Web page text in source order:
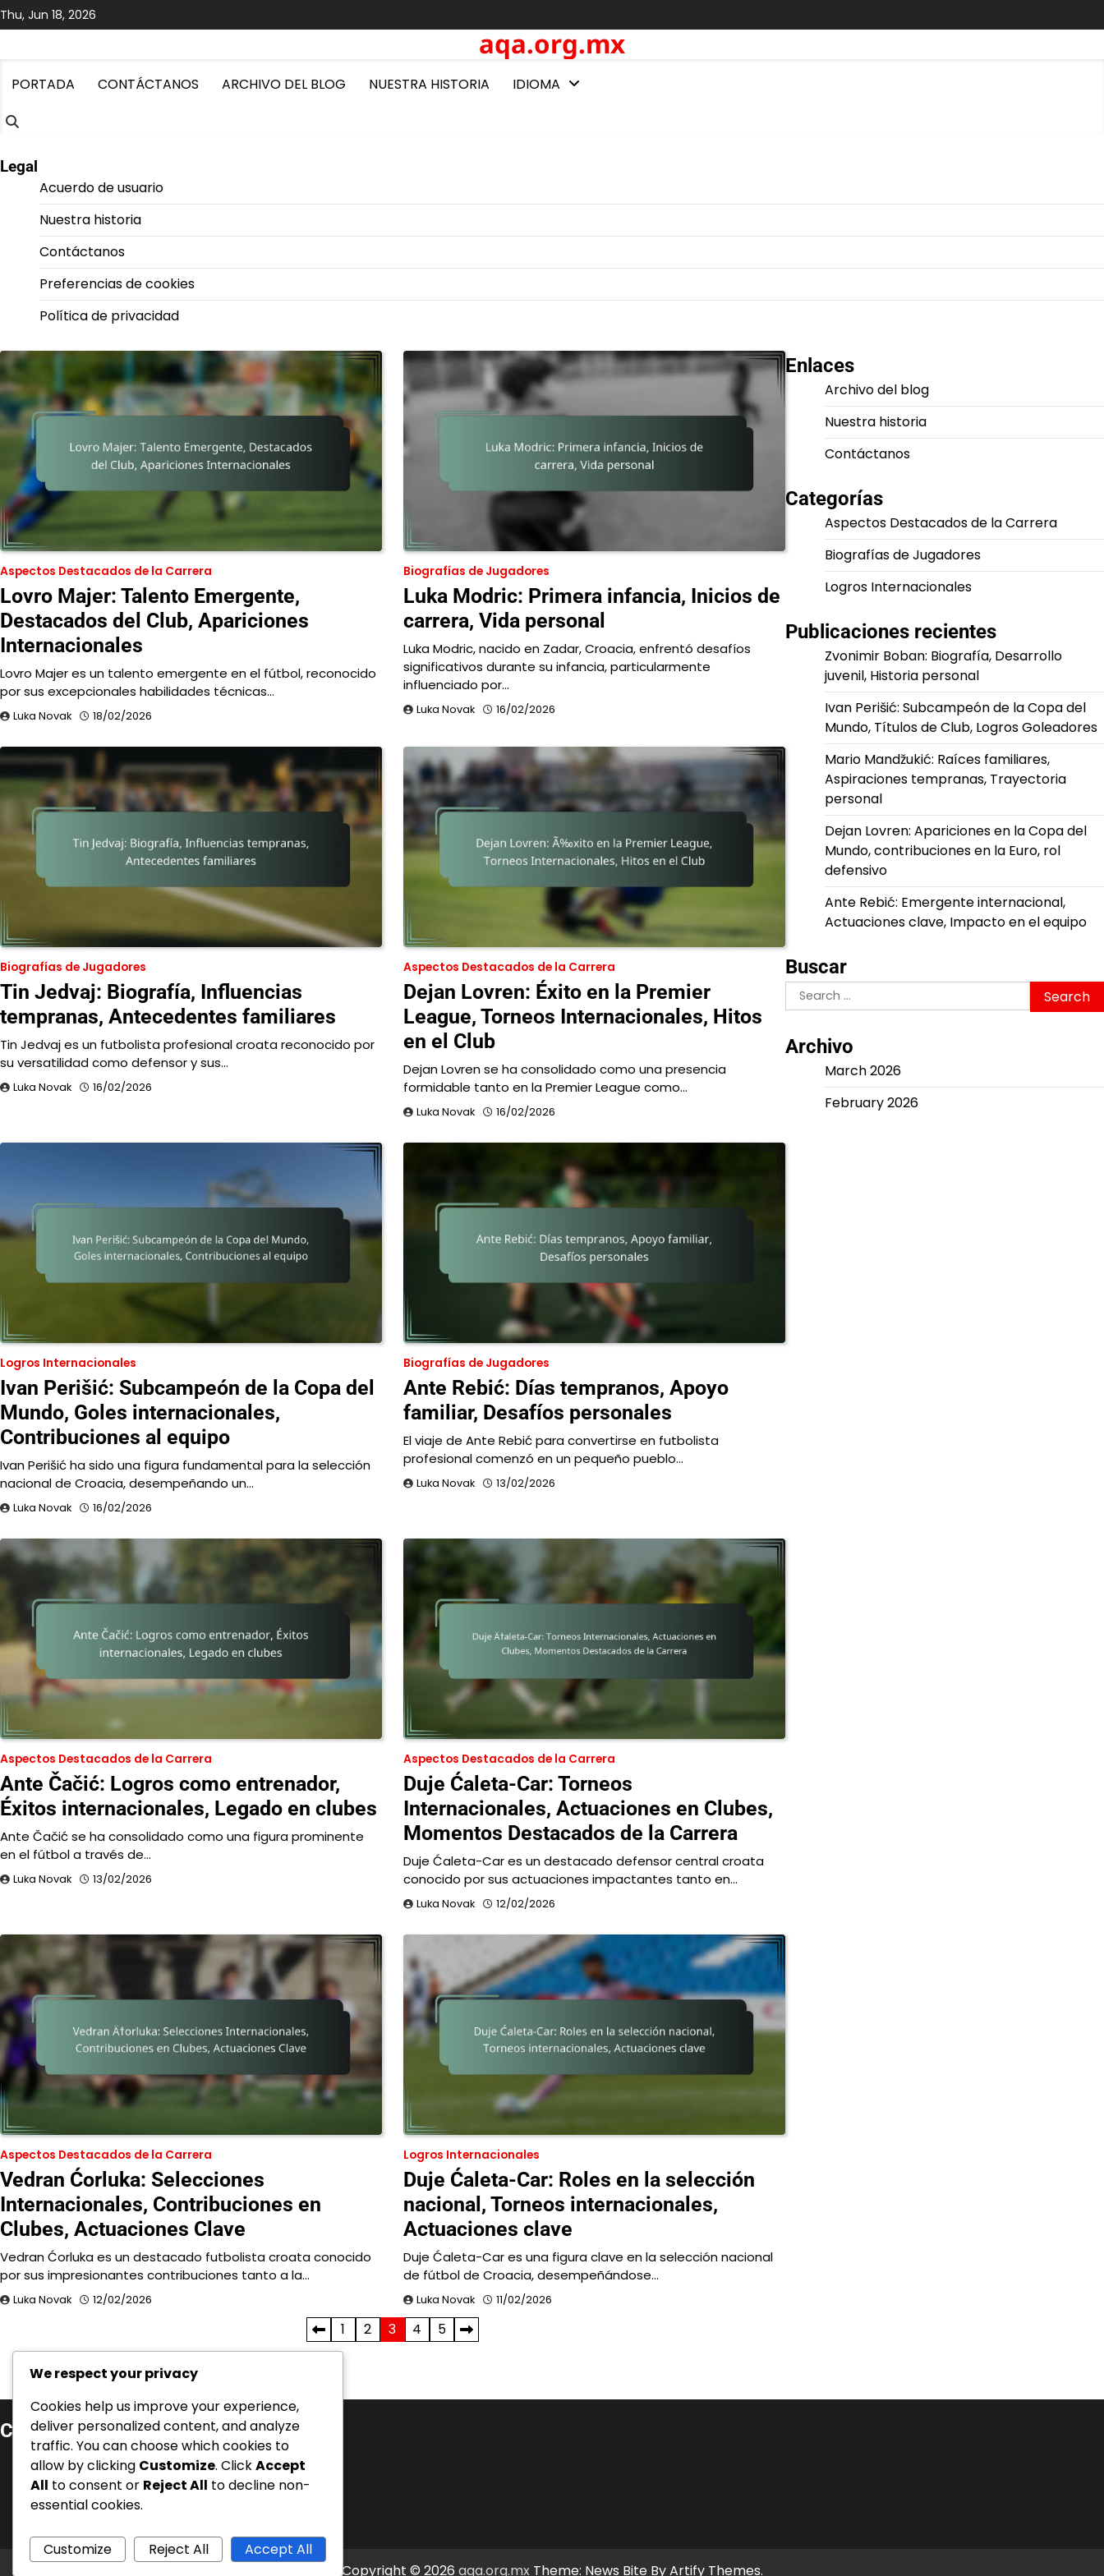
Skip
to
Thu, Jun 18, 2026
aqa.org.mx
PORTADA CONTÁCTANOS ARCHIVO DEL BLOG NUESTRA HISTORIA IDIOMA
Legal
Acuerdo de usuario
Nuestra historia
Contáctanos
Preferencias de cookies
Política de privacidad
Aspectos Destacados de la Carrera
Lovro Majer: Talento Emergente,
Destacados del Club, Apariciones
Internacionales
Lovro Majer es un talento emergente en el fútbol, reconocido
por sus excepcionales habilidades técnicas…
Luka Novak 18/02/2026
Biografías de Jugadores
Luka Modric: Primera infancia, Inicios de
carrera, Vida personal
Luka Modric, nacido en Zadar, Croacia, enfrentó desafíos
significativos durante su infancia, particularmente
influenciado por…
Luka Novak 16/02/2026
Biografías de Jugadores
Tin Jedvaj: Biografía, Influencias
tempranas, Antecedentes familiares
Tin Jedvaj es un futbolista profesional croata reconocido por
su versatilidad como defensor y sus…
Luka Novak 16/02/2026
Aspectos Destacados de la Carrera
Dejan Lovren: Éxito en la Premier
League, Torneos Internacionales, Hitos
en el Club
Dejan Lovren se ha consolidado como una presencia
formidable tanto en la Premier League como…
Luka Novak 16/02/2026
Logros Internacionales
Ivan Perišić: Subcampeón de la Copa del
Mundo, Goles internacionales,
Contribuciones al equipo
Ivan Perišić ha sido una figura fundamental para la selección
nacional de Croacia, desempeñando un…
Luka Novak 16/02/2026
Biografías de Jugadores
Ante Rebić: Días tempranos, Apoyo
familiar, Desafíos personales
El viaje de Ante Rebić para convertirse en futbolista
profesional comenzó en un pequeño pueblo…
Luka Novak 13/02/2026
Aspectos Destacados de la Carrera
Ante Čačić: Logros como entrenador,
Éxitos internacionales, Legado en clubes
Ante Čačić se ha consolidado como una figura prominente
en el fútbol a través de…
Luka Novak 13/02/2026
Aspectos Destacados de la Carrera
Duje Ćaleta-Car: Torneos
Internacionales, Actuaciones en Clubes,
Momentos Destacados de la Carrera
Duje Ćaleta-Car es un destacado defensor central croata
conocido por sus actuaciones impactantes tanto en…
Luka Novak 12/02/2026
Aspectos Destacados de la Carrera
Vedran Ćorluka: Selecciones
Internacionales, Contribuciones en
Clubes, Actuaciones Clave
Vedran Ćorluka es un destacado futbolista croata conocido
por sus impresionantes contribuciones tanto a la…
Luka Novak 12/02/2026
Logros Internacionales
Duje Ćaleta-Car: Roles en la selección
nacional, Torneos internacionales,
Actuaciones clave
Duje Ćaleta-Car es una figura clave en la selección nacional
de fútbol de Croacia, desempeñándose…
Luka Novak 11/02/2026
pagination
1 2 3 4 5
Enlaces
Archivo del blog
Nuestra historia
Contáctanos
Categorías
Aspectos Destacados de la Carrera
Biografías de Jugadores
Logros Internacionales
Publicaciones recientes
Zvonimir Boban: Biografía, Desarrollo
juvenil, Historia personal
Ivan Perišić: Subcampeón de la Copa del
Mundo, Títulos de Club, Logros Goleadores
Mario Mandžukić: Raíces familiares,
Aspiraciones tempranas, Trayectoria
personal
Dejan Lovren: Apariciones en la Copa del
Mundo, contribuciones en la Euro, rol
defensivo
Ante Rebić: Emergente internacional,
Actuaciones clave, Impacto en el equipo
Buscar
Search
for:
Archivo
March 2026
February 2026
Categorías
Aspectos Destacados de la Carrera
Biografías de Jugadores
Copyright © 2026 aqa.org.mxTheme: News Bite ByArtify Themes.
We respect your privacy
Cookies help us improve your experience,
deliver personalized content, and analyze
traffic. You can choose which cookies to
allow by clicking Customize. ClickAccept
All to consent or Reject All to decline non-
essential cookies.
Customize Reject All Accept All